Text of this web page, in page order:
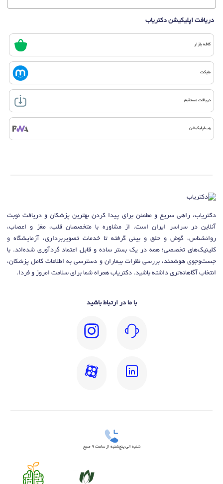
دریافت اپلیکیشن دکتریاب
کافه بازار
مایکت
دریافت مستقیم
وب‌اپلیکیشن
دکتریاب، راهی سریع و مطمئن برای پیدا کردن بهترین پزشکان و دریافت نوبت
آنلاین در سراسر ایران است. از مشاوره با متخصصان قلب، مغز و اعصاب،
روانشناس، گوش و حلق و بینی گرفته تا خدمات تصویربرداری، آزمایشگاه و
کلینیک‌های تخصصی؛ همه در یک بستر ساده و قابل اعتماد گردآوری شده‌اند. با
جست‌وجوی هوشمند، بررسی نظرات بیماران و دسترسی به اطلاعات کامل پزشکان،
انتخاب آگاهانه‌تری داشته باشید. دکتریاب همراه شما برای سلامت امروز و فردا.
با ما در ارتباط باشید
شنبه الی پنج‌شنبه از ساعت 9 صبح